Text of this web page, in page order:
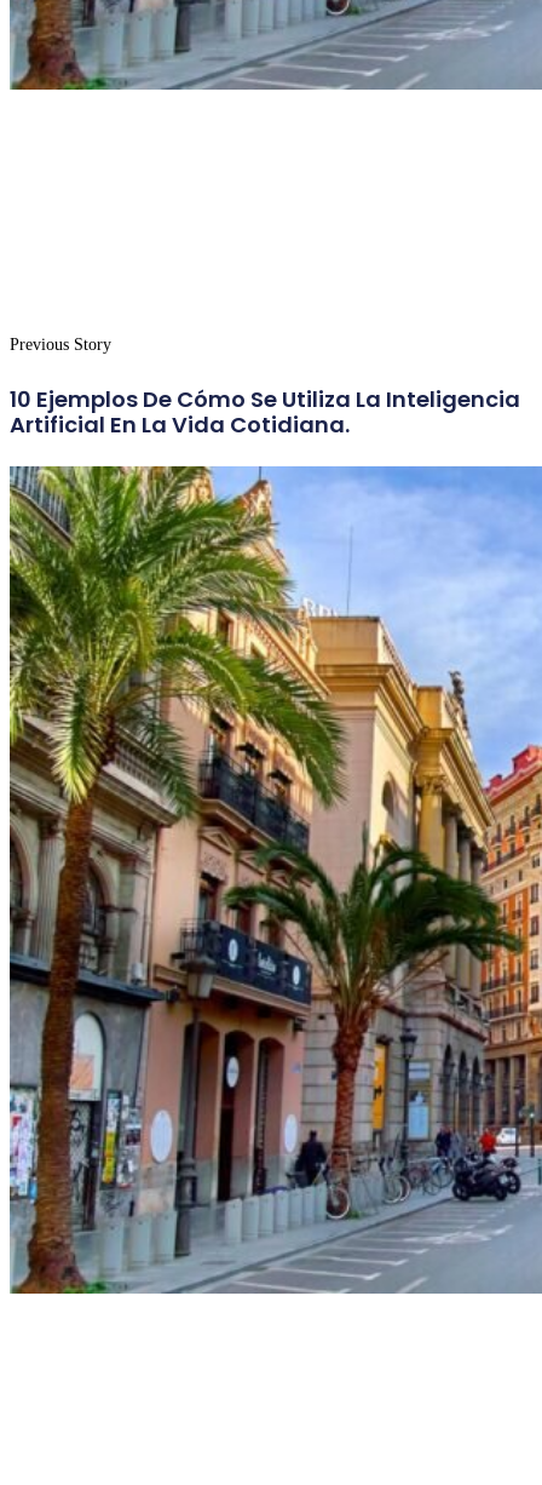
Previous Story
10 Ejemplos De Cómo Se Utiliza La Inteligencia
Artificial En La Vida Cotidiana.